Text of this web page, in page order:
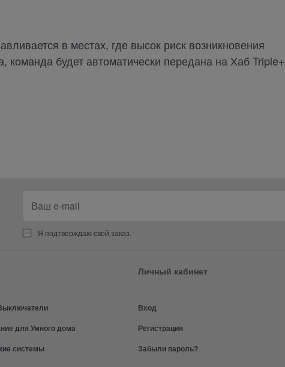
в местах, где высок риск возникновения
будет автоматически передана на Хаб Triple+
Я подтверждаю свой заказ.
для Умного дома
системы
Личный кабинет
Вход
Регистрация
Забыли пароль?